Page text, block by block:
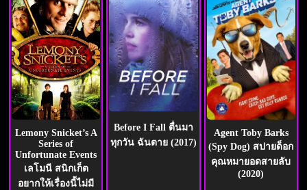
Lemony Snicket’s A
Series of
Unfortunate Events
เลโมนี สนิกเก็ต
อยากให้เรื่องนี้ไม่มี
Before I Fall ตื่นมา
ทุกวัน ฉันตาย (2017)
Agent Toby Barks
(Spy Dog) สปายด็อก
คุณหมายอดสายลับ
(2020)